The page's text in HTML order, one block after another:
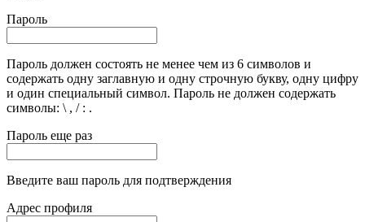
Пароль
Пароль должен состоять не менее чем из 6 символов и
содержать одну заглавную и одну строчную букву, одну цифру
и один специальный символ. Пароль не должен содержать
символы: \ , / : .
Пароль еще раз
Введите ваш пароль для подтверждения
Адрес профиля